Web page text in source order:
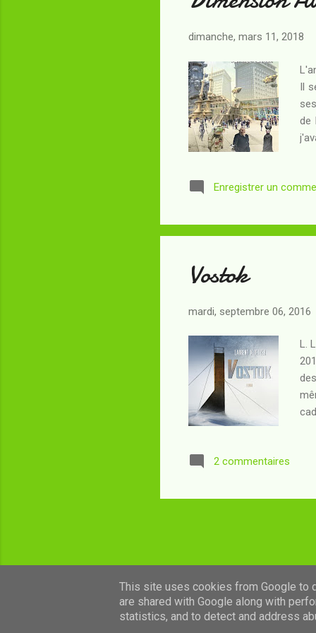
dimanche, mars 11, 2018
Il
de
le
Enregistrer un
Vostok
mardi, septembre 06, 2016
L.
2 commentaires
This site uses cookies from Google to
are shared with Google along with
statistics, and to detect and address